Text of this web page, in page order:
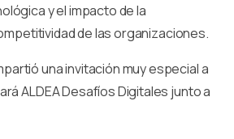
y el impacto de la
de las organizaciones.
una invitación muy especial a
ALDEA Desafíos Digitales junto a